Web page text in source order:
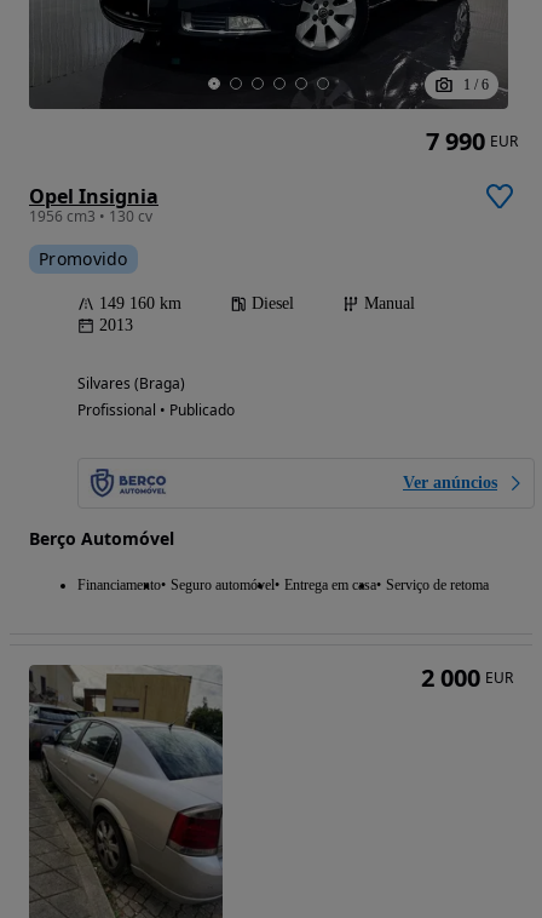
1 / 6
Opel Insignia
1956 cm3 • 130 cv
Promovido
149 160 km Diesel
Manual
2013
Silvares (Braga)
Profissional • Publicado
Ver anúncios
Berço Automóvel
Financiamento Seguro automóvel Entrega em casa Serviço de retoma
7 990 EUR
2 000 EUR